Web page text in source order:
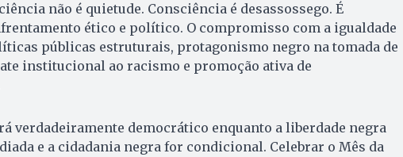
não é quietude. Consciência é desassossego. É
ético e político. O compromisso com a igualdade
públicas estruturais, protagonismo negro na tomada de
institucional ao racismo e promoção ativa de
verdadeiramente democrático enquanto a liberdade negra
e a cidadania negra for condicional. Celebrar o Mês da